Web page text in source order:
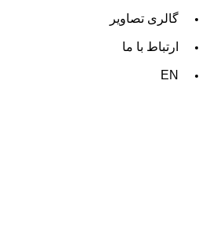
گالری تصاویر
ارتباط با ما
EN